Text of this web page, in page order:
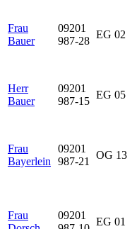
Frau
Bauer
09201
987-28
EG 02
Herr
Bauer
09201
987-15
EG 05
Frau
Bayerlein
09201
987-21
OG 13
Frau
09201
EG 01